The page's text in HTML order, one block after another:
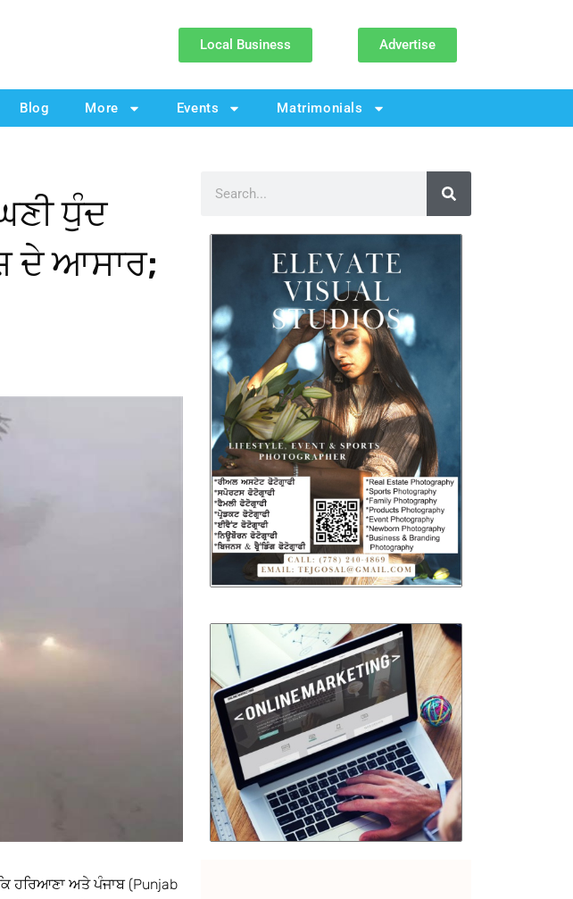
Local Business Advertise
Blog More Events Matrimonials
ਧੁੰਦ
ਦੇ ਆਸਾਰ;
ਹਰਿਆਣਾ ਅਤੇ ਪੰਜਾਬ (Punjab